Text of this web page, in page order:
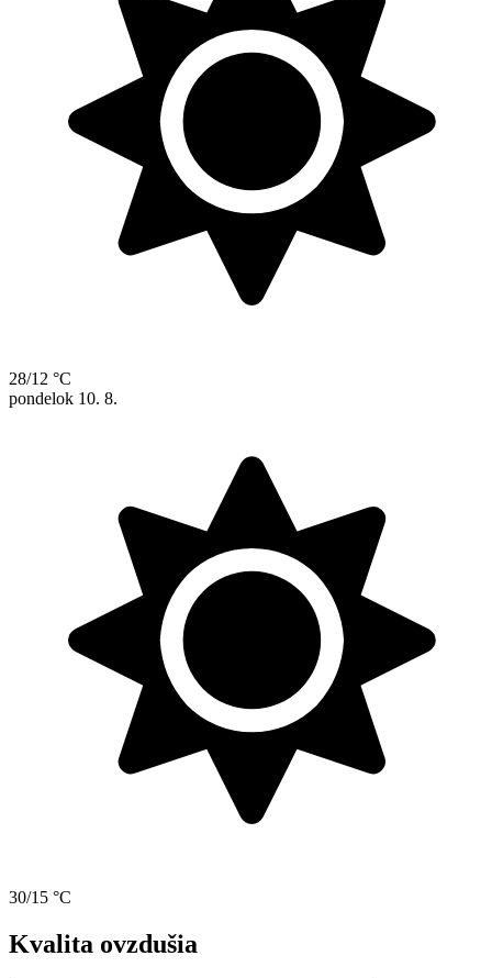
28/12 °C
pondelok 10. 8.
30/15 °C
Kvalita ovzdušia